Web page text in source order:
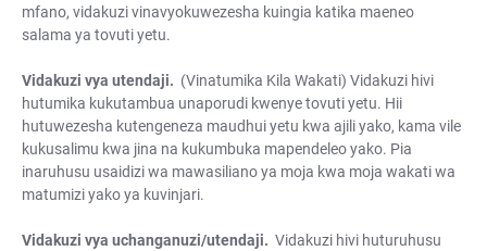
mfano, vidakuzi vinavyokuwezesha kuingia katika maeneo
salama ya tovuti yetu.
Vidakuzi vya utendaji. (Vinatumika Kila Wakati) Vidakuzi hivi
hutumika kukutambua unaporudi kwenye tovuti yetu. Hii
hutuwezesha kutengeneza maudhui yetu kwa ajili yako, kama vile
kukusalimu kwa jina na kukumbuka mapendeleo yako. Pia
inaruhusu usaidizi wa mawasiliano ya moja kwa moja wakati wa
matumizi yako ya kuvinjari.
Vidakuzi vya uchanganuzi/utendaji. Vidakuzi hivi huturuhusu